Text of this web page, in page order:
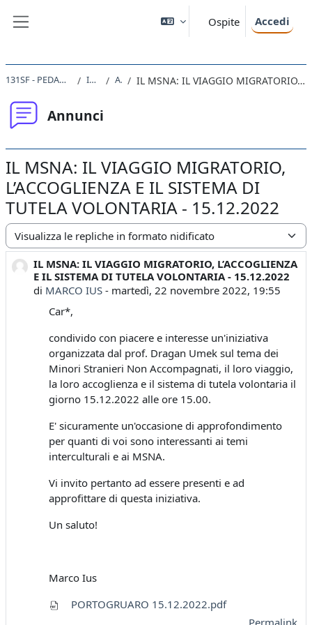
Ospite Accedi
131SF - PEDAGOGIA INTERCULTURALE 2022 Introduzione Annunci IL MSNA: IL VIAGGIO MIGRATORIO, L’ACCOGLIENZA E IL SISTEMA DI TUTELA VOLONTARIA - 15.12.2022
Annunci
IL MSNA: IL VIAGGIO MIGRATORIO,
L’ACCOGLIENZA E IL SISTEMA DI
TUTELA VOLONTARIA - 15.12.2022
Modalità visualizzazione
IL MSNA: IL VIAGGIO MIGRATORIO, L’ACCOGLIENZA
E IL SISTEMA DI TUTELA VOLONTARIA - 15.12.2022
di MARCO IUS- martedì, 22 novembre 2022, 19:55
Numero di risposte: 0
Car*,
condivido con piacere e interesse un'iniziativa
organizzata dal prof. Dragan Umek sul tema dei
Minori Stranieri Non Accompagnati, il loro viaggio,
la loro accoglienza e il sistema di tutela volontaria il
giorno 15.12.2022 alle ore 15.00.
E' sicuramente un'occasione di approfondimento
per quanti di voi sono interessanti ai temi
interculturali e ai MSNA.
Vi invito pertanto ad essere presenti e ad
approfittare di questa iniziativa.
Un saluto!
Marco Ius
PORTOGRUARO 15.12.2022.pdf